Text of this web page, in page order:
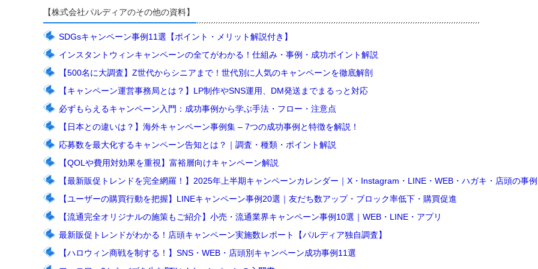
【株式会社パルディアのその他の資料】
SDGsキャンペーン事例11選【ポイント・メリット解説付き】
インスタントウィンキャンペーンの全てがわかる！仕組み・事例・成功ポイント解説
【500名に大調査】Z世代からシニアまで！世代別に人気のキャンペーンを徹底解剖
【キャンペーン運営事務局とは？】LP制作やSNS運用、DM発送までまるっと対応
必ずもらえるキャンペーン入門：成功事例から学ぶ手法・フロー・注意点
【日本との違いは？】海外キャンペーン事例集 – 7つの成功事例と特徴を解説！
応募数を最大化するキャンペーン告知とは？｜調査・種類・ポイント解説
【QOLや費用対効果を重視】富裕層向けキャンペーン解説
【最新販促トレンドを完全網羅！】2025年上半期キャンペーンカレンダー｜X・Instagram・LINE・WEB・ハガキ・店頭の事
【ユーザーの購買行動を把握】LINEキャンペーン事例20選｜友だち数アップ・ブロック率低下・購買促進
【流通完全オリジナルの施策もご紹介】小売・流通業界キャンペーン事例10選｜WEB・LINE・アプリ
最新販促トレンドがわかる！店頭キャンペーン実施数レポート【パルディア独自調査】
【ハロウィン商戦を制する！】SNS・WEB・店頭別キャンペーン成功事例11選